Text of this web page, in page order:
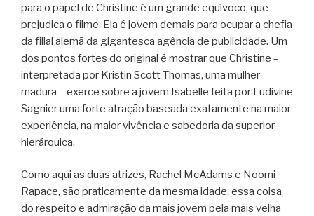
para o papel de Christine é um grande equívoco, que
prejudica o filme. Ela é jovem demais para ocupar a chefia
da filial alemã da gigantesca agência de publicidade. Um
dos pontos fortes do original é mostrar que Christine –
interpretada por Kristin Scott Thomas, uma mulher
madura – exerce sobre a jovem Isabelle feita por Ludivine
Sagnier uma forte atração baseada exatamente na maior
experiência, na maior vivência e sabedoria da superior
hierárquica.
Como aqui as duas atrizes, Rachel McAdams e Noomi
Rapace, são praticamente da mesma idade, essa coisa
do respeito e admiração da mais jovem pela mais velha